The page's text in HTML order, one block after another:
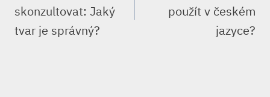
PŘÍSPĚVEK
skonzultovat: Jaký
tvar je správný?
použít v českém
jazyce?